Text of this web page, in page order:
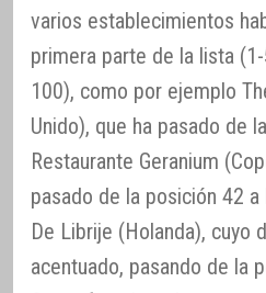
varios establecimientos
primera parte de la lista
100), como por ejemplo
Unido), que ha pasado de
Restaurante Geranium
pasado de la posición 42
De Librije (Holanda), cuyo
acentuado, pasando de la